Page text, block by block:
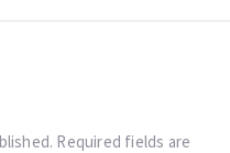
Required fields are